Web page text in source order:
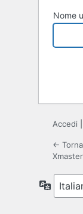
Nome
Accedi
←
Lingua